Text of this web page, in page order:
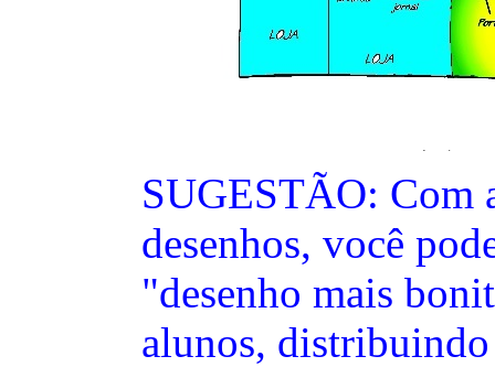
SUGESTÃO: Com
desenhos, você
"desenho mais
alunos,